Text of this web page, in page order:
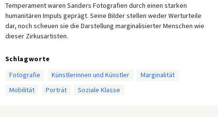
Temperament waren Sanders Fotografien durch einen starken
humanitären Impuls geprägt. Seine Bilder stellen weder Werturteile
dar, noch scheuen sie die Darstellung marginalisierter Menschen wie
dieser Zirkusartisten.
Schlagworte
Fotografie
Künstlerinnen und Künstler
Marginalität
Mobilität
Porträt Soziale Klasse